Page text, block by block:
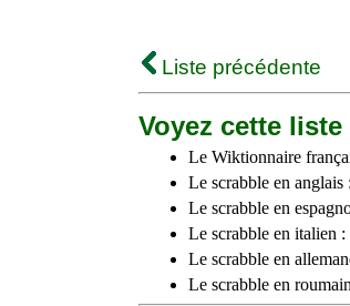
Liste précédente
Voyez cette
Le Wiktionnaire
Le scrabble en anglais :
Le scrabble en
Le scrabble en italien
Le scrabble en
Le scrabble en